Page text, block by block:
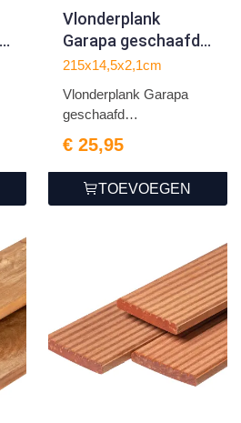
Vlonderplank
Garapa geschaafd
2.1x14.5x215cm
215x14,5x2,1cm
Vlonderplank Garapa
geschaafd
€ 25,95
TOEVOEGEN